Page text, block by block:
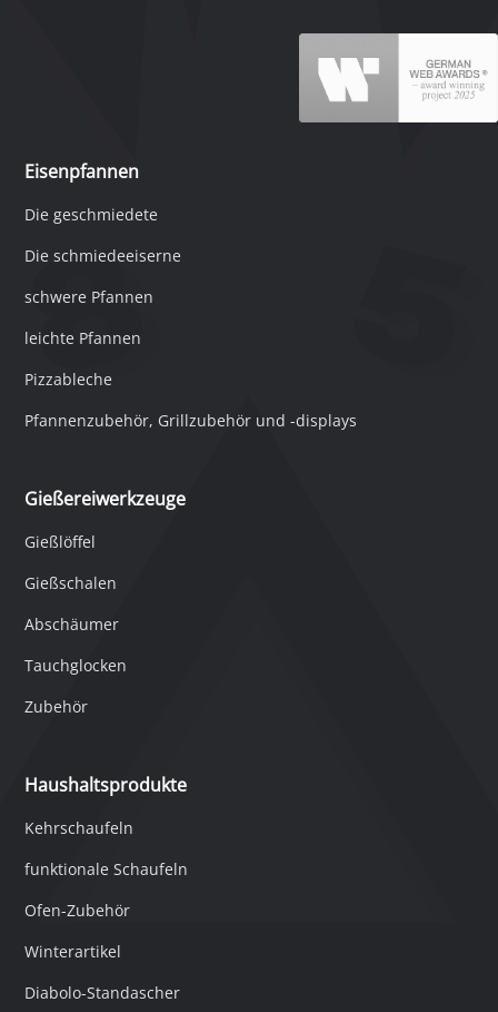
Eisenpfannen
Die geschmiedete
Die schmiedeeiserne
schwere Pfannen
leichte Pfannen
Pizzableche
Pfannenzubehör, Grillzubehör und -displays
Gießereiwerkzeuge
Gießlöffel
Gießschalen
Abschäumer
Tauchglocken
Zubehör
Haushaltsprodukte
Kehrschaufeln
funktionale Schaufeln
Ofen-Zubehör
Winterartikel
Diabolo-Standascher